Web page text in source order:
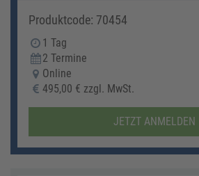
Produktcode: 70454
1 Tag
2 Termine
Online
495,00 € zzgl. MwSt.
JETZT ANMELDEN